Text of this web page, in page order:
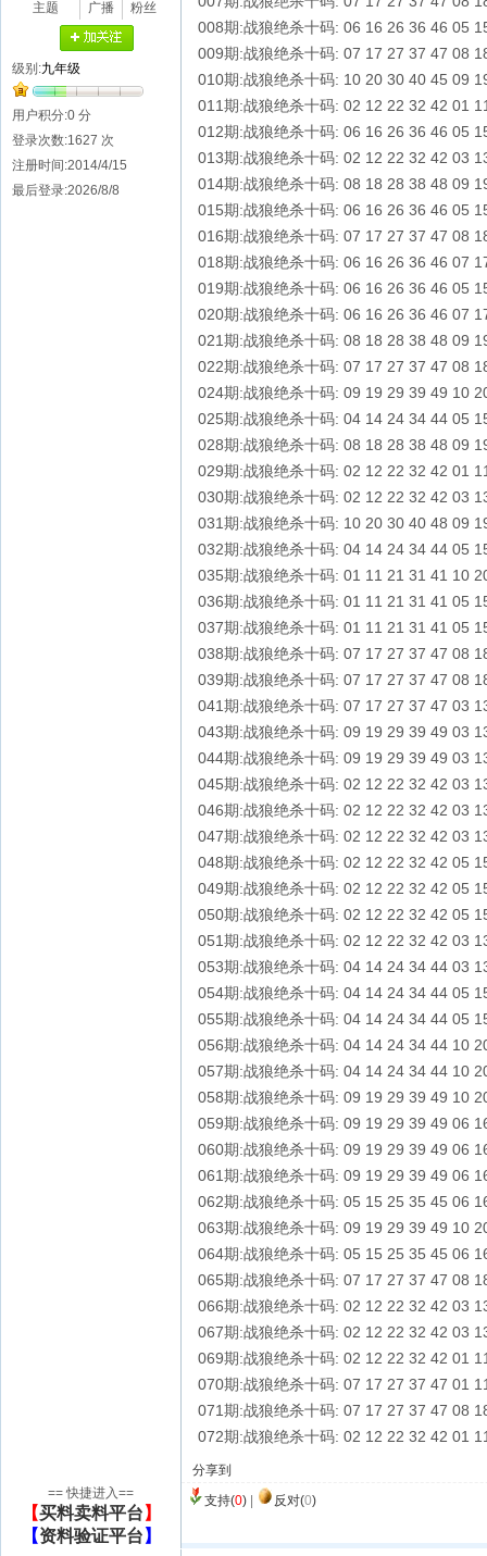
主题 广播 粉丝
级别:九年级
用户积分:0 分
登录次数:1627 次
注册时间:2014/4/15
最后登录:2026/8/8
008期:战狼绝杀十码: 06 16 26 36 46 05
009期:战狼绝杀十码: 07 17 27 37 47 08
010期:战狼绝杀十码: 10 20 30 40 45 09
011期:战狼绝杀十码: 02 12 22 32 42 01
012期:战狼绝杀十码: 06 16 26 36 46 05
013期:战狼绝杀十码: 02 12 22 32 42 03
014期:战狼绝杀十码: 08 18 28 38 48 09
015期:战狼绝杀十码: 06 16 26 36 46 05
016期:战狼绝杀十码: 07 17 27 37 47 08
018期:战狼绝杀十码: 06 16 26 36 46 07
019期:战狼绝杀十码: 06 16 26 36 46 05
020期:战狼绝杀十码: 06 16 26 36 46 07
021期:战狼绝杀十码: 08 18 28 38 48 09
022期:战狼绝杀十码: 07 17 27 37 47 08
024期:战狼绝杀十码: 09 19 29 39 49 10
025期:战狼绝杀十码: 04 14 24 34 44 05
028期:战狼绝杀十码: 08 18 28 38 48 09
029期:战狼绝杀十码: 02 12 22 32 42 01
030期:战狼绝杀十码: 02 12 22 32 42 03
031期:战狼绝杀十码: 10 20 30 40 48 09
032期:战狼绝杀十码: 04 14 24 34 44 05
035期:战狼绝杀十码: 01 11 21 31 41 10
036期:战狼绝杀十码: 01 11 21 31 41 05
037期:战狼绝杀十码: 01 11 21 31 41 05
038期:战狼绝杀十码: 07 17 27 37 47 08
039期:战狼绝杀十码: 07 17 27 37 47 08
041期:战狼绝杀十码: 07 17 27 37 47 03
043期:战狼绝杀十码: 09 19 29 39 49 03
044期:战狼绝杀十码: 09 19 29 39 49 03
045期:战狼绝杀十码: 02 12 22 32 42 03
046期:战狼绝杀十码: 02 12 22 32 42 03
047期:战狼绝杀十码: 02 12 22 32 42 03
048期:战狼绝杀十码: 02 12 22 32 42 05
049期:战狼绝杀十码: 02 12 22 32 42 05
050期:战狼绝杀十码: 02 12 22 32 42 05
051期:战狼绝杀十码: 02 12 22 32 42 03
053期:战狼绝杀十码: 04 14 24 34 44 03
054期:战狼绝杀十码: 04 14 24 34 44 05
055期:战狼绝杀十码: 04 14 24 34 44 05
056期:战狼绝杀十码: 04 14 24 34 44 10
057期:战狼绝杀十码: 04 14 24 34 44 10
058期:战狼绝杀十码: 09 19 29 39 49 10
059期:战狼绝杀十码: 09 19 29 39 49 06
060期:战狼绝杀十码: 09 19 29 39 49 06
061期:战狼绝杀十码: 09 19 29 39 49 06
062期:战狼绝杀十码: 05 15 25 35 45 06
063期:战狼绝杀十码: 09 19 29 39 49 10
064期:战狼绝杀十码: 05 15 25 35 45 06
065期:战狼绝杀十码: 07 17 27 37 47 08
066期:战狼绝杀十码: 02 12 22 32 42 03
067期:战狼绝杀十码: 02 12 22 32 42 03
069期:战狼绝杀十码: 02 12 22 32 42 01
070期:战狼绝杀十码: 07 17 27 37 47 01
071期:战狼绝杀十码: 07 17 27 37 47 08
072期:战狼绝杀十码: 02 12 22 32 42 01
分享到
== 快捷进入==
【买料卖料平台 】
【资料验证平台 】
支持(0) 反对(0)